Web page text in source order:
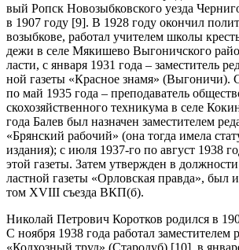
вый Ропск Новозыбковского уезда
в 1907 году [9]. В 1928 году окончил
возыбкове, работал учителем школы
дежи в селе Мякишево Выгоничского
ласти, с января 1931 года – заместитель
ной газеты «Красное знамя» (Выгоничи).
по май 1935 года – преподаватель
скохозяйственного техникума в селе
года Балев был назначен заместителем
«Брянский рабочий» (она тогда имела
издания); с июля 1937-го по август 1938
этой газеты. Затем утвержден в
ластной газеты «Орловская правда», был
том XVIII съезда ВКП(б).
Николай Петрович Коротков родился в
С ноября 1938 года работал заместителем